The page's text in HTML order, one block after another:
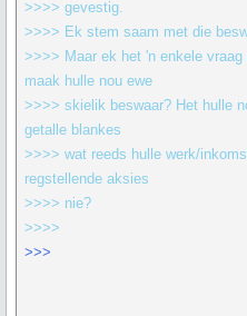
>>>> gevestig.
>>>> Ek stem saam met die
>>>> Maar ek het 'n enkele
maak hulle nou ewe
>>>> skielik beswaar? Het hulle
getalle blankes
>>>> wat reeds hulle werk/
regstellende aksies
>>>> nie?
>>>>
>>>